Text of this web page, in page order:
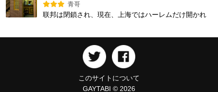
青哥
联邦は閉鎖され、現在、上海ではハーレムだけ開かれ
このサイトについて
GAYTABI © 2026